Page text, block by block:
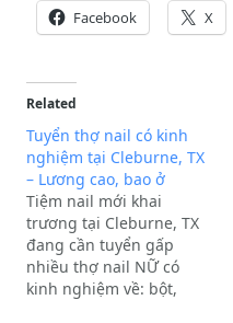
Facebook X
Related
Tuyển thợ nail có kinh
nghiệm tại Cleburne, TX
– Lương cao, bao ở
Tiệm nail mới khai
trương tại Cleburne, TX
đang cần tuyển gấp
nhiều thợ nail NỮ có
kinh nghiệm về: bột,